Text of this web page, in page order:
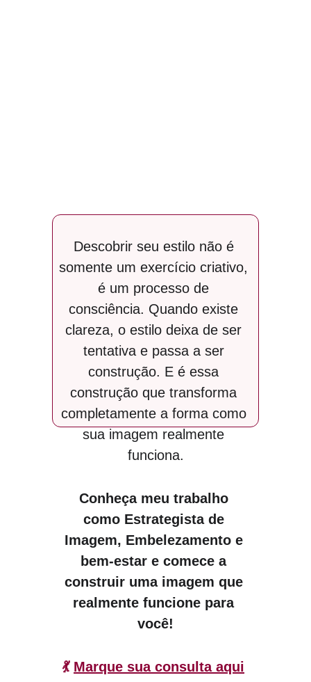
Descobrir seu estilo não é
somente um exercício criativo,
é um processo de
consciência. Quando existe
clareza, o estilo deixa de ser
tentativa e passa a ser
construção. E é essa
construção que transforma
completamente a forma como
sua imagem realmente
funciona.
Conheça meu trabalho
como Estrategista de
Imagem, Embelezamento e
bem-estar e comece a
construir uma imagem que
realmente funcione para
você!
💃 Marque sua consulta aqui